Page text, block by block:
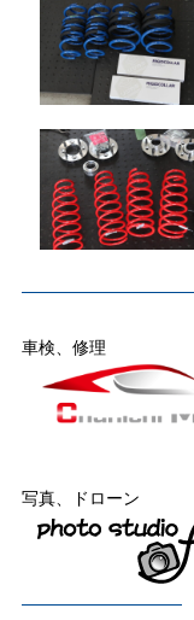
車検、修理
写真、ドローン